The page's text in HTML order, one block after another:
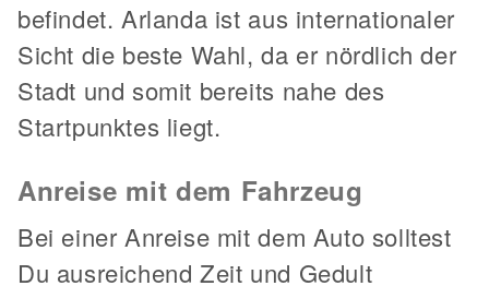
befindet. Arlanda ist aus internationaler
Sicht die beste Wahl, da er nördlich der
Stadt und somit bereits nahe des
Startpunktes liegt.
Anreise mit dem Fahrzeug
Bei einer Anreise mit dem Auto solltest
Du ausreichend Zeit und Gedult